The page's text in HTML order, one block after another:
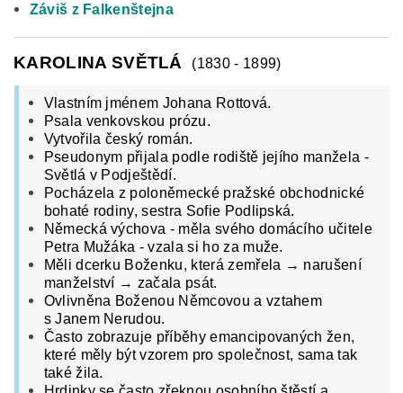
Záviš z Falkenštejna
KAROLINA SVĚTLÁ (1830 - 1899)
Vlastním jménem Johana Rottová.
Psala venkovskou prózu.
Vytvořila český román.
Pseudonym přijala podle rodiště jejího manžela -
Světlá v Podještědí.
Pocházela z poloněmecké pražské obchodnické
bohaté rodiny, sestra Sofie Podlipská.
Německá výchova - měla svého domácího učitele
Petra Mužáka - vzala si ho za muže.
Měli dcerku Boženku, která zemřela → narušení
manželství → začala psát.
Ovlivněna Boženou Němcovou a vztahem
s Janem Nerudou.
Často zobrazuje příběhy emancipovaných žen,
které měly být vzorem pro společnost, sama tak
také žila.